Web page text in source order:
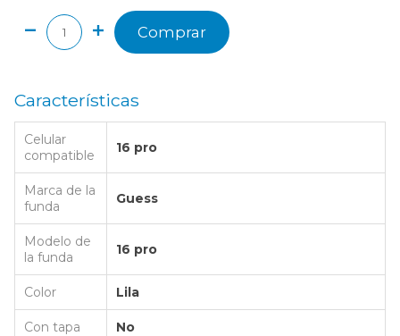
Comprar
Características
Celular
compatible
16 pro
Marca de la
funda
Guess
Modelo de
la funda
16 pro
Color Lila
Con tapa No